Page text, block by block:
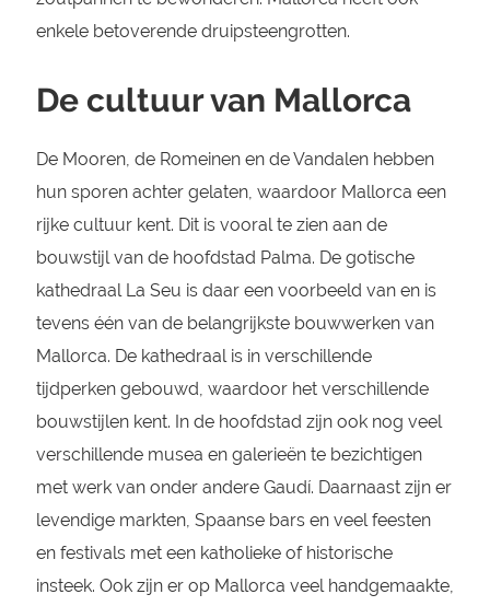
enkele betoverende druipsteengrotten.
De cultuur van Mallorca
De Mooren, de Romeinen en de Vandalen hebben
hun sporen achter gelaten, waardoor Mallorca een
rijke cultuur kent. Dit is vooral te zien aan de
bouwstijl van de hoofdstad Palma. De gotische
kathedraal La Seu is daar een voorbeeld van en is
tevens één van de belangrijkste bouwwerken van
Mallorca. De kathedraal is in verschillende
tijdperken gebouwd, waardoor het verschillende
bouwstijlen kent. In de hoofdstad zijn ook nog veel
verschillende musea en galerieën te bezichtigen
met werk van onder andere Gaudí. Daarnaast zijn er
levendige markten, Spaanse bars en veel feesten
en festivals met een katholieke of historische
insteek. Ook zijn er op Mallorca veel handgemaakte,